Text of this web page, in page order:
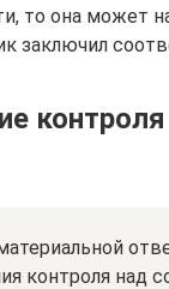
то она может
заключил
контроля над